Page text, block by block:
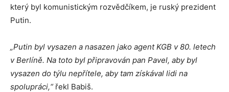
který byl komunistickým rozvědčíkem, je ruský prezident
Putin.
„Putin byl vysazen a nasazen jako agent KGB v 80. letech
v Berlíně. Na toto byl připravován pan Pavel, aby byl
vysazen do týlu nepřítele, aby tam získával lidi na
spolupráci,“řekl Babiš.